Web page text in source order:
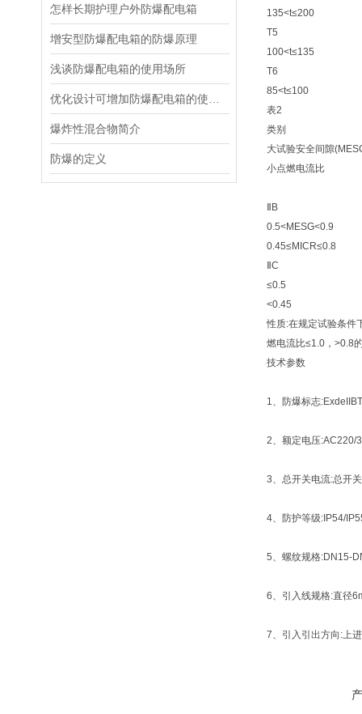
怎样长期护理户外防爆配电箱
增安型防爆配电箱的防爆原理
浅谈防爆配电箱的使用场所
爆炸性混合物简介
防爆的定义
135<t≤200
T5
100<t≤135
T6
85<t≤100
表2
类别
大试验安全间隙
小点燃电流比
ⅡB
0.5<MESG<0.9
0.45≤MICR≤0.8
ⅡC
≤0.5
<0.45
性质:在规定试验条件
燃电流比≤1.0，>0.8
技术参数
1、防爆标志
2、额定电压:AC220/
3、总开关电流:总开
4、防护等级:IP54/
5、螺纹规格:DN15-
6、引入线规格:直径
7、引入引出方向:上